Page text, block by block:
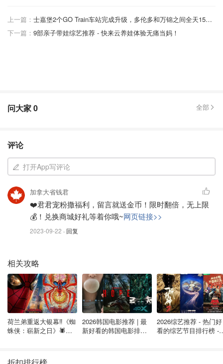
这个玉米迷宫已经运营多年，如果你想感受秋天的氛围，这
在走出迷宫后，你还可以探索农场的其他部分。农场有绳索
冒险场、干草迷宫和农场旋转木马,等。好玩又出片，推荐
推荐！
价格会升至$18。还有每人$40美元的年度会员资格，可以
不限次数玩迷宫。
在南瓜收获之季这里还能看到有趣的南瓜作品展示，各种妙
趣横生的南瓜雕刻让你真正感受到秋天的气息。
当然，秋天也少不了南瓜周边，各种跟南瓜有关的美食，手
农场小动物，非常有趣。此外，还有各种应季的采摘活动，
上一篇：
士嘉堡2个GO Train车站完成升级，多伦多和万锦之间全天15分钟一班！
下一篇： 9部亲子带娃综艺推荐 - 快来云养娃体验无痛当妈！
问大家0 全部
评论
打开App写评论
加拿大省钱君
❤️君君宠粉撒福利，留言就送金币！限时翻倍，无上限
💰！兑换商城好礼等着你哦~网页链接>>
2023-09-22 · 回复
相关攻略
荷兰弟重返大银幕‼️《蜘
蛛侠：崭新之日》🕷️北
2026韩国电影推荐 | 最
新好看的韩国电影排行
2026综艺推荐 - 热门好
看的综艺节目排行榜 -